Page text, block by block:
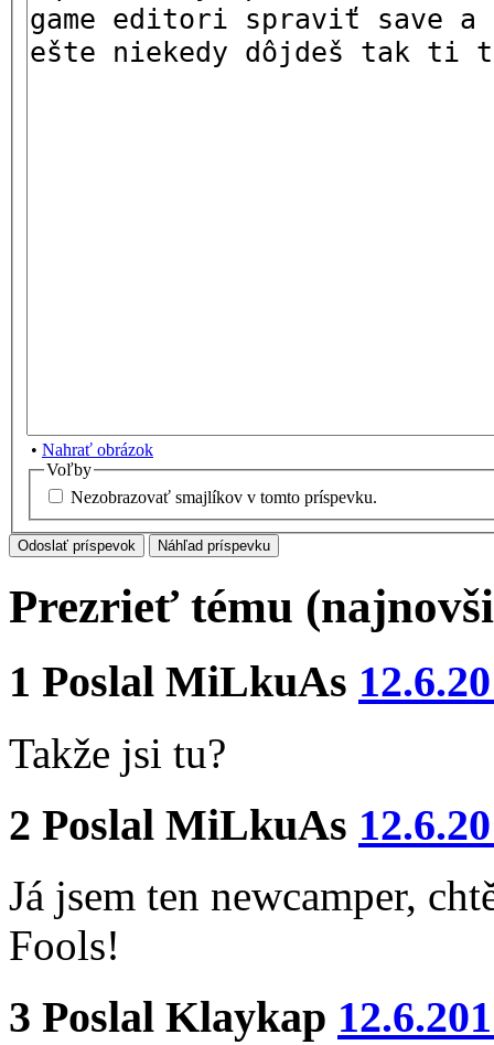
• Nahrať obrázok
Voľby
Nezobrazovať smajlíkov v tomto príspevku.
Prezrieť tému
1 Poslal MiLkuAs
Takže jsi tu?
2 Poslal MiLkuAs
Já jsem ten newcamper,
Fools!
3 Poslal Klaykap